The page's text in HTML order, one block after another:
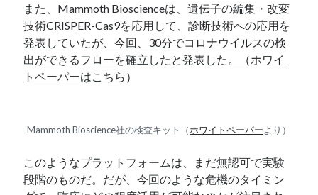
また、Mammoth Bioscienceは、遺伝子の編集・改変
技術CRISPER-Cas9を応用して、診断技術への応用を
発表していたが、今回、30分でコロナウイルスの検
出ができるフローを確立したと発表した。（ホワイ
トペーパーはこち ら ）
Mammoth Bioscience社の検査キット（ホワイトペーパーより）
このようなプラットフォームは、まだ無認可で実験
段階のものだ。だが、今回のような危機のタイミン